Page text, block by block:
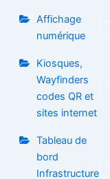
Affichage
numérique
Kiosques,
Wayfinders
codes QR et
sites internet
Tableau de
bord
Infrastructure